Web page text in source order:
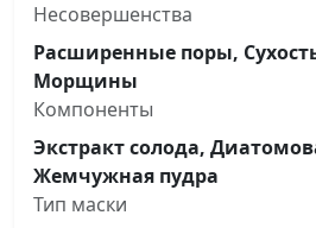
Несовершенства
Расширенные поры,
Морщины
Компоненты
Экстракт солода,
Жемчужная пудра
Тип маски